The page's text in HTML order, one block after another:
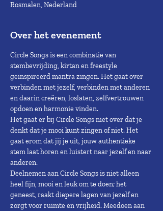
Rosmalen, Nederland
Over het evenement
Circle Songs is een combinatie van
stembevrijding, kirtan en freestyle
geïnspireerd mantra zingen. Het gaat over
verbinden met jezelf, verbinden met anderen
en daarin creëren, loslaten, zelfvertrouwen
opdoen en harmonie vinden.
Het gaat er bij Circle Songs niet over dat je
denkt dat je mooi kunt zingen of niet. Het
gaat erom dat jij je uit, jouw authentieke
stem laat horen en luistert naar jezelf en naar
anderen.
Deelnemen aan Circle Songs is niet alleen
heel fijn, mooi en leuk om te doen; het
geneest, raakt diepere lagen van jezelf en
zorgt voor ruimte en vrijheid. Meedoen aan